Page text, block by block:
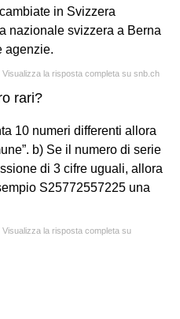
in Svizzera
nazionale svizzera a Berna
agenzie.
Visualizza la risposta completa su snb.ch
rari?
10 numeri differenti allora
b) Se il numero di serie
di 3 cifre uguali, allora
S25772557225 una
Visualizza la risposta completa su